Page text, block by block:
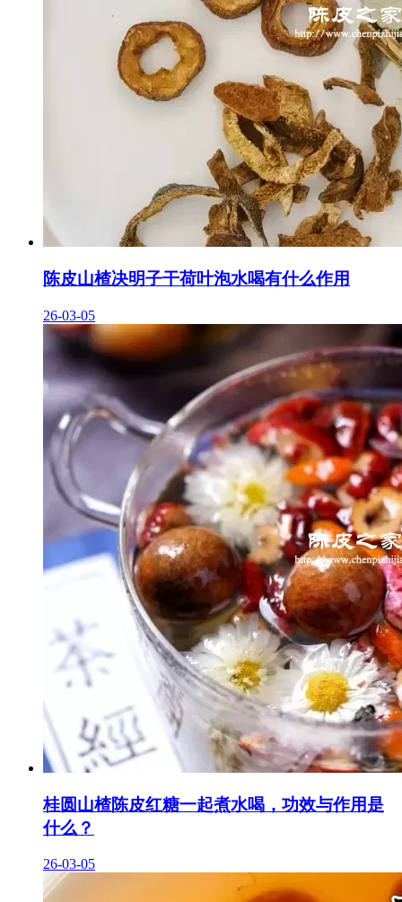
陈皮山楂决明子干荷叶泡水喝有什么作用
26-03-05
桂圆山楂陈皮红糖一起煮水喝，功效与作用是
什么？
26-03-05